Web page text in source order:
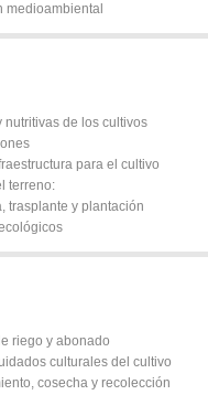
medioambiental
de los cultivos
para el cultivo
terreno:
trasplante y plantación
riego y abonado
culturales del cultivo
cosecha y recolección